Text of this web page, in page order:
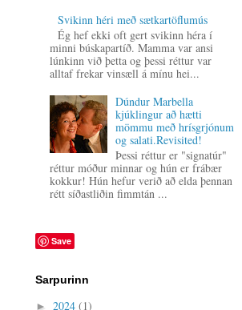
Svikinn héri með sætkartöflumús
Ég hef ekki oft gert svikinn héra í
minni búskapartíð. Mamma var ansi
lúnkinn við þetta og þessi réttur var
alltaf frekar vinsæll á mínu hei...
Dúndur Marbella
kjúklingur að hætti
mömmu með hrísgrjónum
og salati.Revisited!
Þessi réttur er "signatúr"
réttur móður minnar og hún er frábær
kokkur! Hún hefur verið að elda þennan
rétt síðastliðin fimmtán ...
Save
Sarpurinn
► 2024 (1)